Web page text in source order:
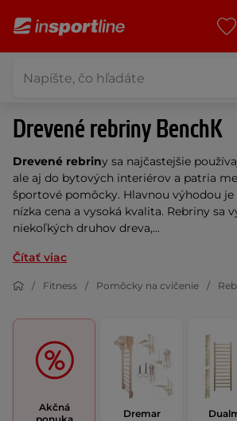
Drevené rebriny BenchK
Drevené rebriny sa najčastejšie
ale aj do bytových interiérov a patria
športové pomôcky. Hlavnou výhodou je
nízka cena a vysoká kvalita. Rebriny sa
niekoľkých druhov dreva,...
Čítať viac
Fitness Pomôcky na cvičenie
Akčná
Dremar